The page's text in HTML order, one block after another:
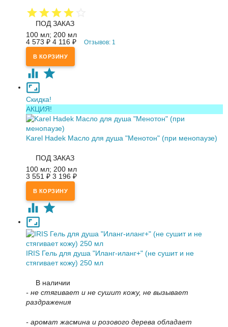
ПОД ЗАКАЗ
100 мл; 200 мл
4 573 ₽ 4 116 ₽ Отзывов: 1
Скидка!
АКЦИЯ!
Karel Hadek Масло для душа "Менотон" (при менопаузе)
ПОД ЗАКАЗ
100 мл; 200 мл
3 551 ₽ 3 196 ₽
IRIS Гель для душа "Иланг-иланг+" (не сушит и не
стягивает кожу) 250 мл
В наличии
- не стягивает и не сушит кожу, не вызывает
раздражения
- аромат жасмина и розового дерева обладает